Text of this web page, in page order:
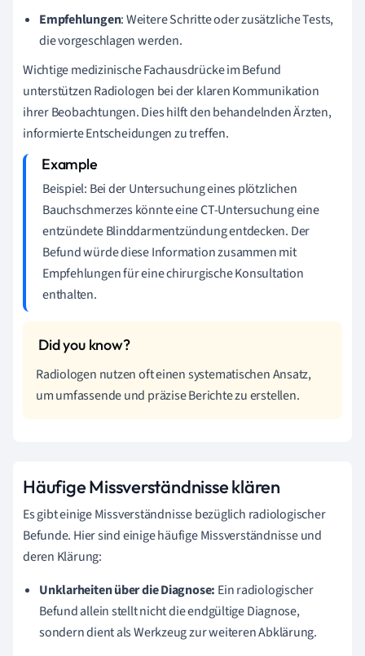
Empfehlungen: Weitere Schritte oder zusätzliche Tests,
die vorgeschlagen werden.
Wichtige medizinische Fachausdrücke im Befund
unterstützen Radiologen bei der klaren Kommunikation
ihrer Beobachtungen. Dies hilft den behandelnden Ärzten,
informierte Entscheidungen zu treffen.
Beispiel: Bei der Untersuchung eines plötzlichen
Bauchschmerzes könnte eine CT-Untersuchung eine
entzündete Blinddarmentzündung entdecken. Der
Befund würde diese Information zusammen mit
Empfehlungen für eine chirurgische Konsultation
enthalten.
Radiologen nutzen oft einen systematischen Ansatz,
um umfassende und präzise Berichte zu erstellen.
Häufige Missverständnisse klären
Es gibt einige Missverständnisse bezüglich radiologischer
Befunde. Hier sind einige häufige Missverständnisse und
deren Klärung:
Unklarheiten über die Diagnose: Ein radiologischer
Befund allein stellt nicht die endgültige Diagnose,
sondern dient als Werkzeug zur weiteren Abklärung.